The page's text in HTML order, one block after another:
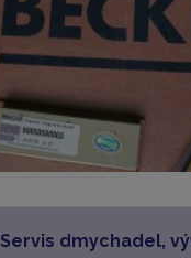
Servis dmychadel,